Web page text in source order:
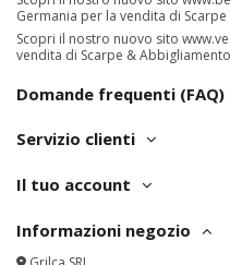
Germania per la vendita di
Scopri il nostro nuovo sito
vendita di Scarpe &
Domande frequenti (FAQ)
Servizio clienti
Il tuo account
Informazioni negozio